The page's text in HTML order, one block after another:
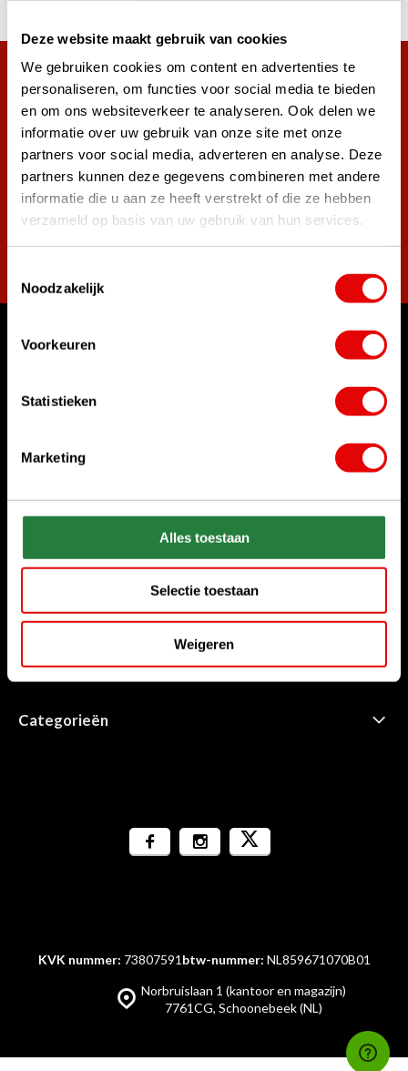
Deze website maakt gebruik van cookies
We gebruiken cookies om content en advertenties te
personaliseren, om functies voor social media te bieden
en om ons websiteverkeer te analyseren. Ook delen we
informatie over uw gebruik van onze site met onze
partners voor social media, adverteren en analyse. Deze
partners kunnen deze gegevens combineren met andere
informatie die u aan ze heeft verstrekt of die ze hebben
verzameld op basis van uw gebruik van hun services.
Noodzakelijk
Voorkeuren
Statistieken
Marketing
Alles toestaan
Selectie toestaan
Weigeren
Meer dan 38.000 klanten hebben zich al
aangemeld.
Word ook lid van de nieuwsbrief en mis nooit meer de beste
golf aanbiedingen!
Waar kunnen we u mee helpen?
Bel ons gerust
Chat met ons
Stuur ons een e-mail
sales@golfdriver.nl
Klantenservice
Informatie
Categorieën
Norbruislaan 1 (kantoor en magazijn)
7761CG, Schoonebeek (NL)
KVK nummer: 73807591 btw-nummer: NL859671070B01